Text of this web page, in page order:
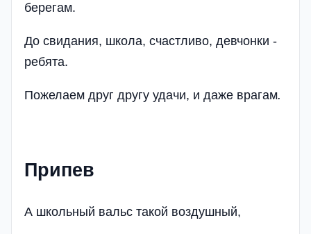
берегам.
До свидания, школа, счастливо, девчонки -
ребята.
Пожелаем друг другу удачи, и даже врагам.
Припев
А школьный вальс такой воздушный,